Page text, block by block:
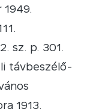
sz. p. 301.
távbeszélő-
1913.